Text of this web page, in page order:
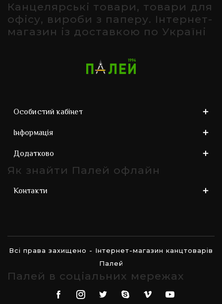
Канцелярські товари, товари для
офісу, вироби з паперу. Інтернет-
магазин із доставкою по Україні
Особистий кабінет
Інформація
Додатково
Як знайти Палей офлайн
Контакти
Всі права захищено - Інтернет-магазин канцтоварів
Палей
Палей в соціальних мережах